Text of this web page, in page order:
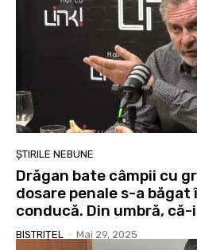
ȘTIRILE NEBUNE
Drăgan bate câmpii cu
dosare penale s-a băgat
conducă. Din umbră,
BISTRIȚEL - Mai 29, 2025